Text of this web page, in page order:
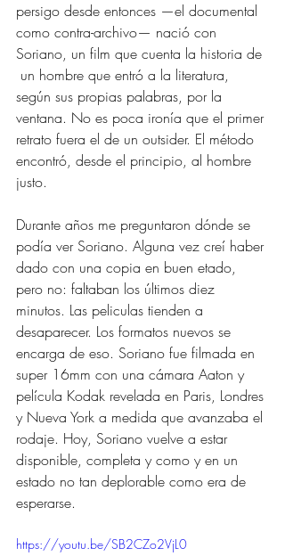
persigo desde entonces —el documental
como contra-archivo— nació con
Soriano, un film que cuenta la historia de
un hombre que entró a la literatura,
según sus propias palabras, por la
ventana. No es poca ironía que el primer
retrato fuera el de un outsider. El método
encontró, desde el principio, al hombre
justo.
Durante años me preguntaron dónde se
podía ver Soriano. Alguna vez creí haber
dado con una copia en buen etado,
pero no: faltaban los últimos diez
minutos. Las peliculas tienden a
desaparecer. Los formatos nuevos se
encarga de eso. Soriano fue filmada en
super 16mm con una cámara Aaton y
película Kodak revelada en Paris, Londres
y Nueva York a medida que avanzaba el
rodaje. Hoy, Soriano vuelve a estar
disponible, completa y como y en un
estado no tan deplorable como era de
esperarse.
https://youtu.be/SB2CZo2VjL0